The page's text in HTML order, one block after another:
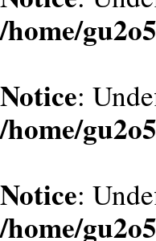
/home/
Notice:
/home/
Notice:
/home/